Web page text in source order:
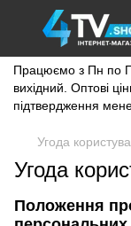
Працюємо з Пн по
вихідний. Оптові
підтвердження
Угода
Угода
Положення